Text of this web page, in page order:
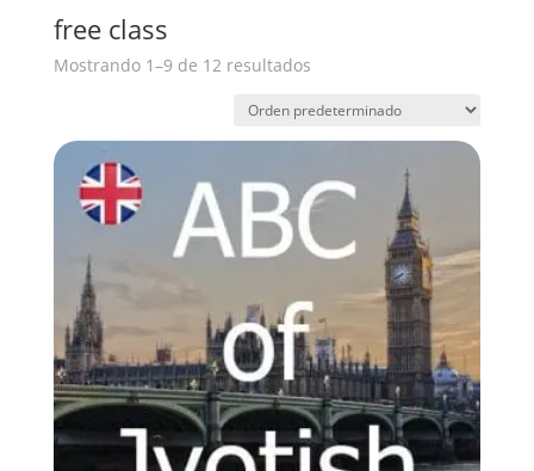
free class
Mostrando 1–9 de 12 resultados